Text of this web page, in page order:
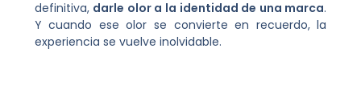
definitiva, darle olor a la identidad de una marca.
Y cuando ese olor se convierte en recuerdo, la
experiencia se vuelve inolvidable.